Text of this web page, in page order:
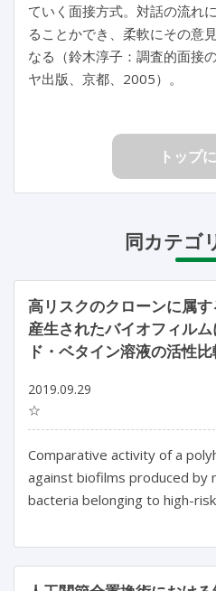
ていく面接方式。対話の流れ
ることかでき、柔軟にその意
なる（鈴木淳子：調査的面接
ヤ出版、京都、2005）。
トップ
同カテゴ
高リスクのクローンに属
産生されたバイオフィル
ド・ベタイン溶液の活性
2019.09.29
☆
Comparative activity of a
against biofilms produced by
bacteria belonging to high-